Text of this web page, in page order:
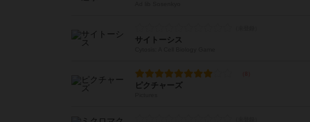
サイトーシス
ピクチャーズ